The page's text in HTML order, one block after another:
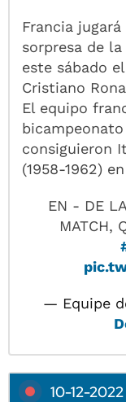
Francia
sorpresa de
este sábado
Cristiano
El equipo
consiguieron
(1958-1962)
EN - DE
MATCH,
— Equipe
10-12-2022